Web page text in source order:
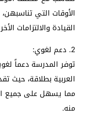
الأوقات التي
القيادة والالتزامات
2. دعم لغوي:
توفر المدرسة دعماً
العربية بطلاقة، حيث
مما يسهل على جميع
منه.